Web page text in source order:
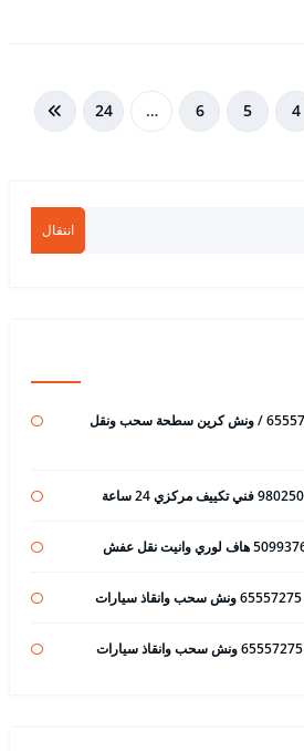
4
5
6
…
24
انتقال
ونش ابو حليفة رقم / 65557275 / ونش كرين سطحة سحب ونقل